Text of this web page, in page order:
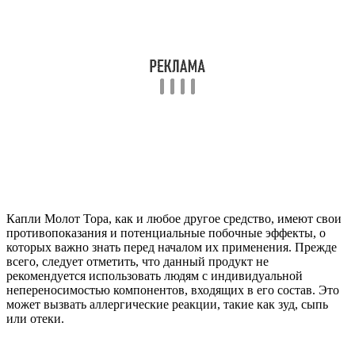
Капли Молот Тора, как и любое другое средство, имеют свои
противопоказания и потенциальные побочные эффекты, о
которых важно знать перед началом их применения. Прежде
всего, следует отметить, что данный продукт не
рекомендуется использовать людям с индивидуальной
непереносимостью компонентов, входящих в его состав. Это
может вызвать аллергические реакции, такие как зуд, сыпь
или отеки.